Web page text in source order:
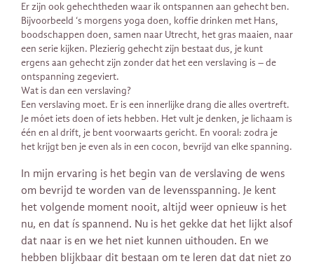
Er zijn ook gehechtheden waar ik ontspannen aan gehecht ben.
Bijvoorbeeld ‘s morgens yoga doen, koffie drinken met Hans,
boodschappen doen, samen naar Utrecht, het gras maaien, naar
een serie kijken. Plezierig gehecht zijn bestaat dus, je kunt
ergens aan gehecht zijn zonder dat het een verslaving is – de
ontspanning zegeviert.
Wat is dan een verslaving?
Een verslaving moet. Er is een innerlijke drang die alles overtreft.
Je móet iets doen of iets hebben. Het vult je denken, je lichaam is
één en al drift, je bent voorwaarts gericht. En vooral: zodra je
het krijgt ben je even als in een cocon, bevrijd van elke spanning.
In mijn ervaring is het begin van de verslaving de wens
om bevrijd te worden van de levensspanning. Je kent
het volgende moment nooit, altijd weer opnieuw is het
nu, en dat ís spannend. Nu is het gekke dat het lijkt alsof
dat naar is en we het niet kunnen uithouden. En we
hebben blijkbaar dit bestaan om te leren dat dat niet zo